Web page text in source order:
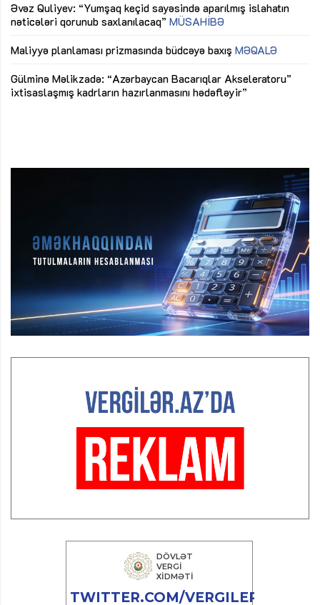
Əvəz Quliyev: “Yumşaq keçid sayəsində aparılmış islahatın
nəticələri qorunub saxlanılacaq” MÜSAHİBƏ
Maliyyə planlaması prizmasında büdcəyə baxış MƏQALƏ
Gülminə Məlikzadə: “Azərbaycan Bacarıqlar Akseleratoru”
ixtisaslaşmış kadrların hazırlanmasını hədəfləyir”